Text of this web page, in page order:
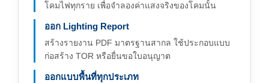
โคมไฟทุกราย เพื่อจำลองค่าแสงจริงของโคมนั้น
ออก Lighting Report
สร้างรายงาน PDF มาตรฐานสากล ใช้ประกอบแบบ
ก่อสร้าง TOR หรือยื่นขอใบอนุญาต
ออกแบบพื้นที่ทุกประเภท